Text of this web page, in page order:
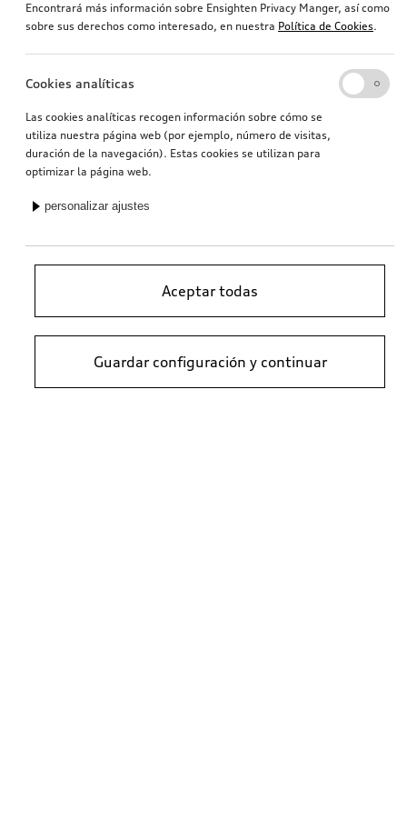
Encontrará más información sobre Ensighten Privacy Manger, así como
sobre sus derechos como interesado, en nuestra Política de Cookies.
Cookies analíticas
Las cookies analíticas recogen información sobre cómo se
utiliza nuestra página web (por ejemplo, número de visitas,
duración de la navegación). Estas cookies se utilizan para
optimizar la página web.
personalizar ajustes
Aceptar todas
Guardar configuración y continuar